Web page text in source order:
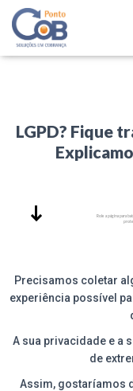
Role a página para
LGPD? Fique
Precisamos coletar
experiência possível
A sua privacidade e a
de
Assim, gostaríamos